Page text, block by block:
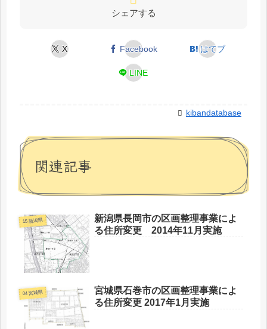
シェアする
X Facebook はてブ
LINE
kibandatabase
関連記事
15 新潟県
新潟県長岡市の区画整理事業によ
る住所変更 2014年11月実施
04 宮城県
宮城県石巻市の区画整理事業によ
る住所変更 2017年1月実施